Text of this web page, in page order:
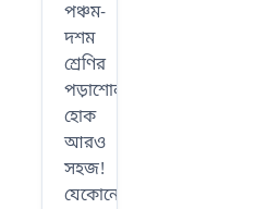
পঞ্চম-
দশম
শ্রেণির
পড়াশোনা
হোক
আরও
সহজ!
যেকোনো